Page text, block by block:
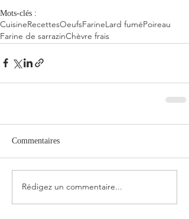
Mots-clés :
CuisineRecettesOeufsFarineLard fuméPoireau
Farine de sarrazinChèvre frais
Commentaires
Rédigez un commentaire...